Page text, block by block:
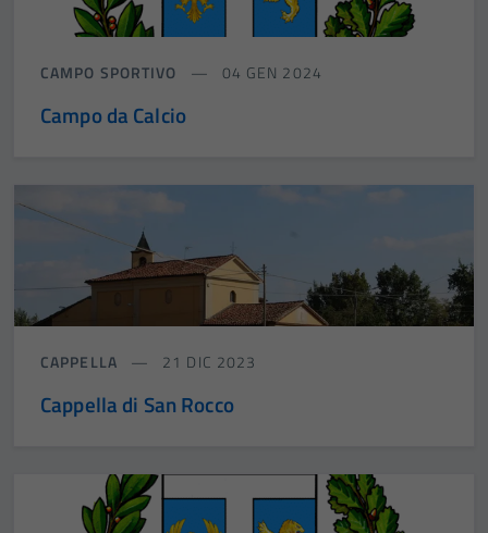
CAMPO SPORTIVO 04 GEN 2024
Campo da Calcio
CAPPELLA 21 DIC 2023
Cappella di San Rocco